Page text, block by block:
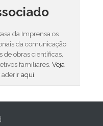
da Imprensa os
da comunicação
de obras científicas,
familiares. Veja
aderir aqui